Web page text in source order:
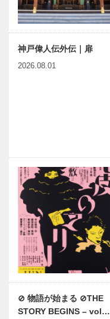
神戸偉人伝外伝｜扉
2026.08.01
⊘ 物語が始まる ⊘THE
STORY BEGINS – vol…